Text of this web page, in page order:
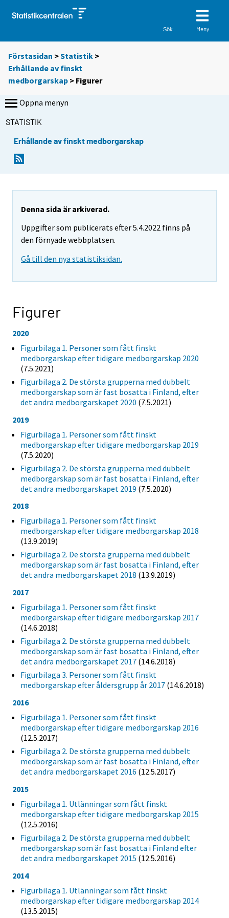
Sök Meny
Förstasidan >Statistik >
Erhållande av finskt
medborgarskap > Figurer
Öppna menyn
STATISTIK
Erhållande av finskt medborgarskap
Denna sida är arkiverad.
Uppgifter som publicerats efter 5.4.2022 finns på
den förnyade webbplatsen.
Gå till den nya statistiksidan.
Figurer
2020
Figurbilaga 1. Personer som fått finskt
medborgarskap efter tidigare medborgarskap 2020
(7.5.2021)
Figurbilaga 2. De största grupperna med dubbelt
medborgarskap som är fast bosatta i Finland, efter
det andra medborgarskapet 2020 (7.5.2021)
2019
Figurbilaga 1. Personer som fått finskt
medborgarskap efter tidigare medborgarskap 2019
(7.5.2020)
Figurbilaga 2. De största grupperna med dubbelt
medborgarskap som är fast bosatta i Finland, efter
det andra medborgarskapet 2019 (7.5.2020)
2018
Figurbilaga 1. Personer som fått finskt
medborgarskap efter tidigare medborgarskap 2018
(13.9.2019)
Figurbilaga 2. De största grupperna med dubbelt
medborgarskap som är fast bosatta i Finland, efter
det andra medborgarskapet 2018 (13.9.2019)
2017
Figurbilaga 1. Personer som fått finskt
medborgarskap efter tidigare medborgarskap 2017
(14.6.2018)
Figurbilaga 2. De största grupperna med dubbelt
medborgarskap som är fast bosatta i Finland, efter
det andra medborgarskapet 2017 (14.6.2018)
Figurbilaga 3. Personer som fått finskt
medborgarskap efter åldersgrupp år 2017 (14.6.2018)
2016
Figurbilaga 1. Personer som fått finskt
medborgarskap efter tidigare medborgarskap 2016
(12.5.2017)
Figurbilaga 2. De största grupperna med dubbelt
medborgarskap som är fast bosatta i Finland, efter
det andra medborgarskapet 2016 (12.5.2017)
2015
Figurbilaga 1. Utlänningar som fått finskt
medborgarskap efter tidigare medborgarskap 2015
(12.5.2016)
Figurbilaga 2. De största grupperna med dubbelt
medborgarskap som är fast bosatta i Finland efter
det andra medborgarskapet 2015 (12.5.2016)
2014
Figurbilaga 1. Utlänningar som fått finskt
medborgarskap efter tidigare medborgarskap 2014
(13.5.2015)